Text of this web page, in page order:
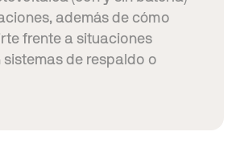
además de cómo
frente a situaciones
sistemas de respaldo o